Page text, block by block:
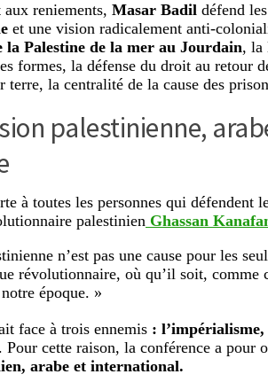
reniements, Masar Badil défend
et une vision radicalement anti-
Palestine de la mer au Jourdain, la
formes, la défense du droit au retour
terre, la centralité de la cause des
palestinienne,
à toutes les personnes qui défendent
palestinien Ghassan
n’est pas une cause pour les
révolutionnaire, où qu’il soit, comme
époque. »
face à trois ennemis : l’impérialisme,
. Pour cette raison, la conférence a pour
arabe et international.